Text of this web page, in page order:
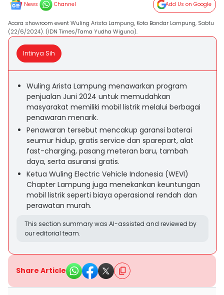
News Channel Add Us on Google
Acara showroom event Wuling Arista Lampung, Kota Bandar Lampung, Sabtu
(22/6/2024). (IDN Times/Tama Yudha Wiguna).
Intinya Sih
Wuling Arista Lampung menawarkan program
penjualan Juni 2024 untuk memudahkan
masyarakat memiliki mobil listrik melalui berbagai
penawaran menarik.
Penawaran tersebut mencakup garansi baterai
seumur hidup, gratis service dan sparepart, alat
fast-charging, pasang meteran baru, tambah
daya, serta asuransi gratis.
Ketua Wuling Electric Vehicle Indonesia (WEVI)
Chapter Lampung juga menekankan keuntungan
mobil listrik seperti biaya operasional rendah dan
perawatan murah.
This section summary was AI-assisted and reviewed by
our editorial team.
Share Article